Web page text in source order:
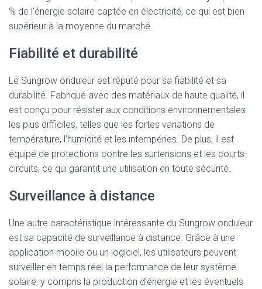
% de l’énergie solaire captée en électricité, ce qui est bien
supérieur à la moyenne du marché.
Fiabilité et durabilité
Le Sungrow onduleur est réputé pour sa fiabilité et sa
durabilité. Fabriqué avec des matériaux de haute qualité, il
est conçu pour résister aux conditions environnementales
les plus difficiles, telles que les fortes variations de
température, l’humidité et les intempéries. De plus, il est
équipé de protections contre les surtensions et les courts-
circuits, ce qui garantit une utilisation en toute sécurité.
Surveillance à distance
Une autre caractéristique intéressante du Sungrow onduleur
est sa capacité de surveillance à distance. Grâce à une
application mobile ou un logiciel, les utilisateurs peuvent
surveiller en temps réel la performance de leur système
solaire, y compris la production d’énergie et les éventuels